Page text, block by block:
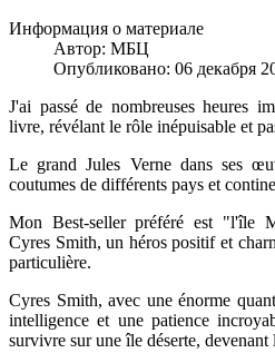
Информация о материале
Автор: МБЦ
Опубликовано: 06 декабря
J'ai passé de nombreuses heures
livre, révélant le rôle inépuisable et
Le grand Jules Verne dans ses
coutumes de différents pays et
Mon Best-seller préféré est "l'île
Cyres Smith, un héros positif et
particulière.
Cyres Smith, avec une énorme
intelligence et une patience
survivre sur une île déserte,